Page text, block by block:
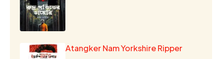
Atangker Nam Yorkshire Ripper